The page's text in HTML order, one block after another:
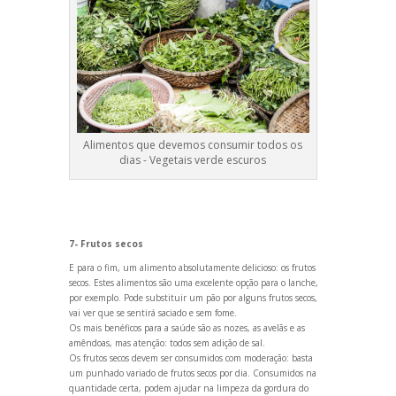
Alimentos que devemos consumir todos os
dias - Vegetais verde escuros
7- Frutos secos
E para o fim, um alimento absolutamente delicioso: os frutos
secos. Estes alimentos são uma excelente opção para o lanche,
por exemplo. Pode substituir um pão por alguns frutos secos,
vai ver que se sentirá saciado e sem fome.
Os mais benéficos para a saúde são as nozes, as avelãs e as
amêndoas, mas atenção: todos sem adição de sal.
Os frutos secos devem ser consumidos com moderação: basta
um punhado variado de frutos secos por dia. Consumidos na
quantidade certa, podem ajudar na limpeza da gordura do